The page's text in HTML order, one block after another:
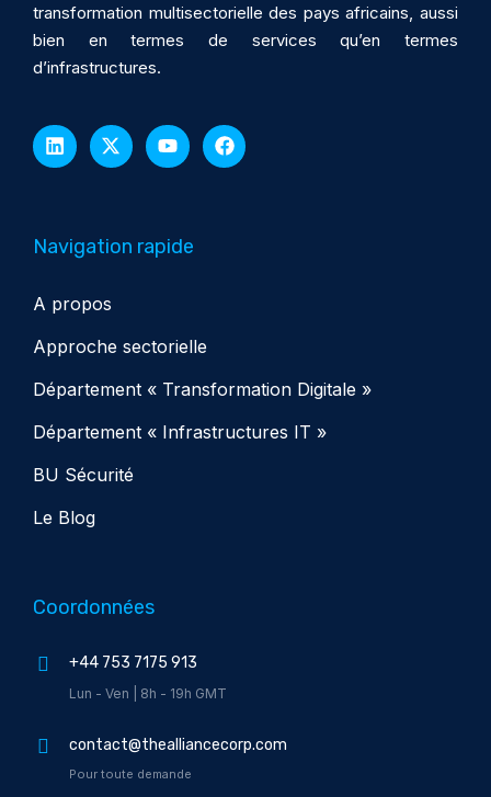
transformation multisectorielle des pays africains, aussi
bien en termes de services qu’en termes
d’infrastructures.
Navigation rapide
A propos
Approche sectorielle
Département « Transformation Digitale »
Département « Infrastructures IT »
BU Sécurité
Le Blog
Coordonnées
+44 753 7175 913
Lun - Ven | 8h - 19h GMT
contact@thealliancecorp.com
Pour toute demande